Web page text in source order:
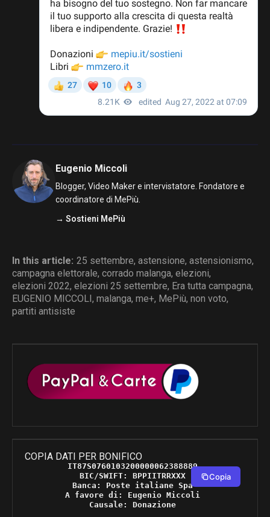
Eugenio Miccoli
Blogger, Video Maker e intervistatore. Fondatore e
coordinatore di MePiù.
→ Sostieni MePiù
In this article: 25 settembre, astensione, astensionismo,
campagna elettorale, corrado malanga, elezioni,
elezioni 2022, elezioni 25 settembre, Era tutta campagna,
EUGENIO MICCOLI, malanga, me+, MePiù, non voto,
partiti antisiste
COPIA DATI PER BONIFICO
IT87S0760103200000062388889
BIC/SWIFT: BPPIITRRXXX
Banca: Poste italiane Spa
A favore di: Eugenio Miccoli
Causale: Donazione
Copia